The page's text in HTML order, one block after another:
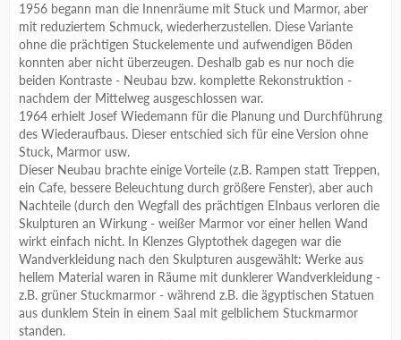
1956 begann man die Innenräume mit Stuck und Marmor, aber
mit reduziertem Schmuck, wiederherzustellen. Diese Variante
ohne die prächtigen Stuckelemente und aufwendigen Böden
konnten aber nicht überzeugen. Deshalb gab es nur noch die
beiden Kontraste - Neubau bzw. komplette Rekonstruktion -
nachdem der Mittelweg ausgeschlossen war.
1964 erhielt Josef Wiedemann für die Planung und Durchführung
des Wiederaufbaus. Dieser entschied sich für eine Version ohne
Stuck, Marmor usw.
Dieser Neubau brachte einige Vorteile (z.B. Rampen statt Treppen,
ein Cafe, bessere Beleuchtung durch größere Fenster), aber auch
Nachteile (durch den Wegfall des prächtigen EInbaus verloren die
Skulpturen an Wirkung - weißer Marmor vor einer hellen Wand
wirkt einfach nicht. In Klenzes Glyptothek dagegen war die
Wandverkleidung nach den Skulpturen ausgewählt: Werke aus
hellem Material waren in Räume mit dunklerer Wandverkleidung -
z.B. grüner Stuckmarmor - während z.B. die ägyptischen Statuen
aus dunklem Stein in einem Saal mit gelblichem Stuckmarmor
standen.